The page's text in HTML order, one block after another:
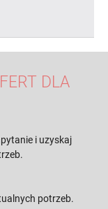
DLA
i uzyskaj
potrzeb.